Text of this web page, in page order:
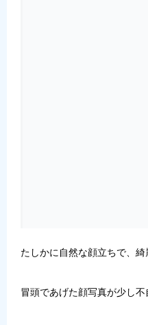
たしかに自然な顔立ちで、綺
冒頭であげた顔写真が少し不